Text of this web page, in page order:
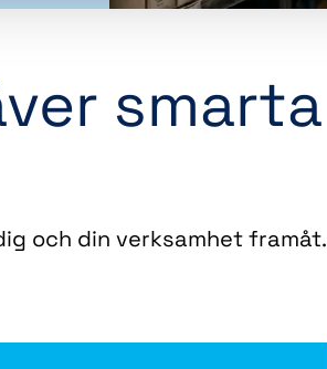
smarta
och din verksamhet framåt.